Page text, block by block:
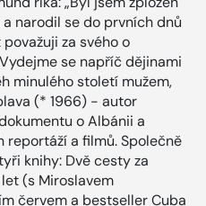
narodil se do prvních dnů
za svého o
se napříč dějinami
minulého století mužem,
(* 1966) - autor
o Albánii a
a filmů. Společně
knihy: Dvě cesty za
(s Miroslavem
červem a bestseller Cuba